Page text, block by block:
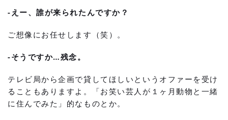
-えー、誰が来られたんですか？
ご想像にお任せします（笑）。
-そうですか…残念。
テレビ局から企画で貸してほしいというオファーを受け
ることもありますよ。「お笑い芸人が１ヶ月動物と一緒
に住んでみた」的なものとか。